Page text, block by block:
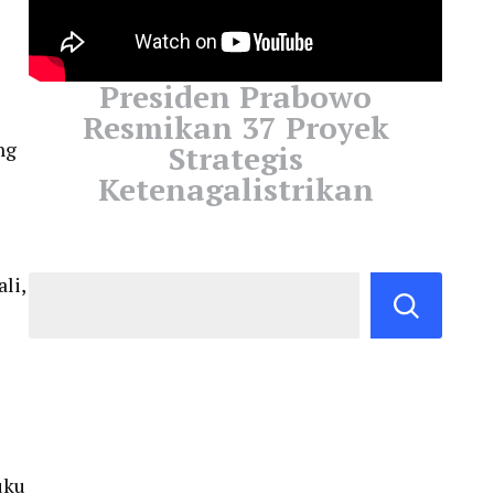
Presiden Prabowo
Resmikan 37 Proyek
Strategis
Ketenagalistrikan